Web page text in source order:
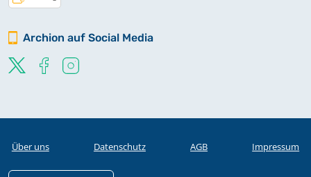
Taufregister 1863-1922 Band 6
Totenregister 1804-1839 Band 12
Archion auf Social Media
Über uns Datenschutz AGB Impressum